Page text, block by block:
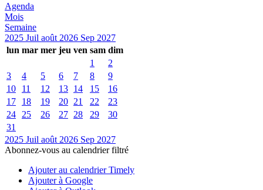
Agenda
Mois
Semaine
2025 Juil août 2026 Sep 2027
lun mar mer jeu ven sam dim
1
2
3
4 5 6 7 8
9
10
11 12 13 14 15
16
17
18 19 20 21 22
23
24
25 26 27 28 29
30
31
2025 Juil août 2026 Sep 2027
Abonnez-vous au calendrier filtré
Ajouter au calendrier Timely
Ajouter à Google